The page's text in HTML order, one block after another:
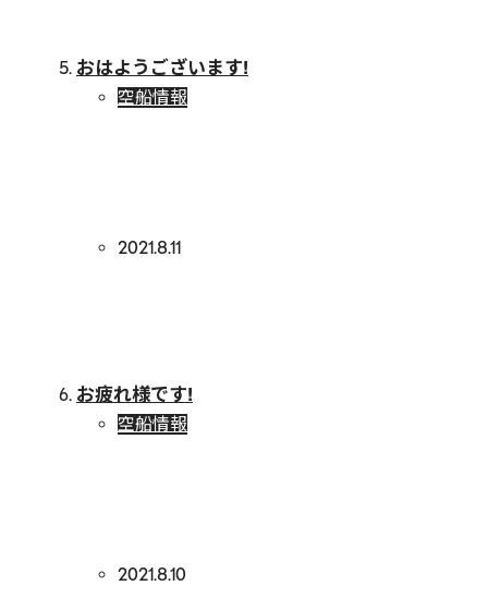
おはようございます!
空船情報
2021.8.11
お疲れ様です!
空船情報
2021.8.10